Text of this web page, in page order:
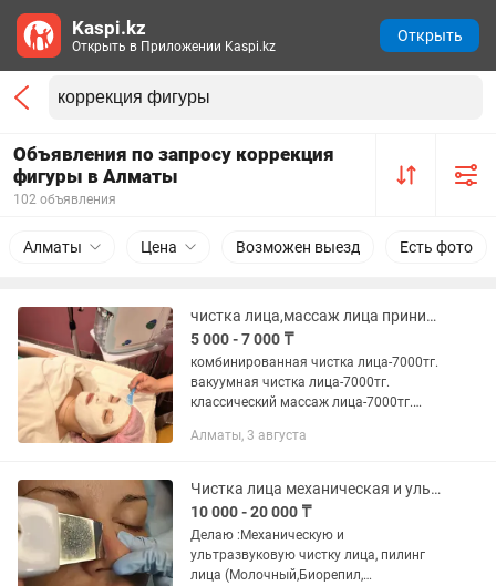
Объявления по запросу коррекция
фигуры в Алматы
102 объявления
Алматы Цена Возможен выезд Есть фото
чистка лица,массаж лица принимаю только женщин
5 000 - 7 000 ₸
комбинированная чистка лица-7000тг.
вакуумная чистка лица-7000тг.
классический массаж лица-7000тг.
Алматы, 3 августа
Чистка лица механическая и ультразвуковая, пилинг лица ,массаж лица!!!
10 000 - 20 000 ₸
Делаю :Механическую и
ультразвуковую чистку лица, пилинг
лица (Молочный,Биорепил,
Kaspi.kz
Открыть в Приложении Kaspi.kz
Открыть